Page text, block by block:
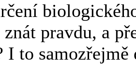
pravdu, a
I to